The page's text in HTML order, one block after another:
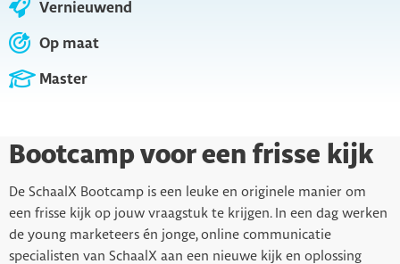
Vernieuwend
Op maat
Master
Bootcamp voor een frisse kijk
De SchaalX Bootcamp is een leuke en originele manier om
een frisse kijk op jouw vraagstuk te krijgen. In een dag werken
de young marketeers én jonge, online communicatie
specialisten van SchaalX aan een nieuwe kijk en oplossing